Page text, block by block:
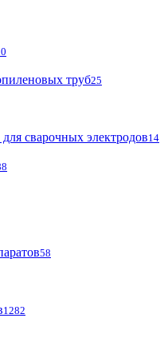
труб25
сварочных электродов14
58
1282